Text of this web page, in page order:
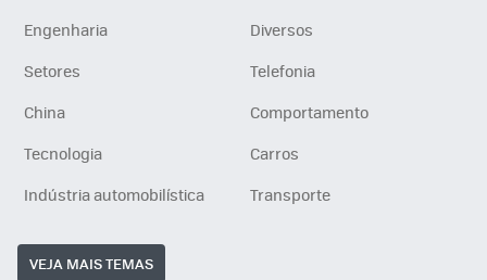
Engenharia
Diversos
Setores
Telefonia
China
Comportamento
Tecnologia
Carros
Indústria automobilística
Transporte
VEJA MAIS TEMAS